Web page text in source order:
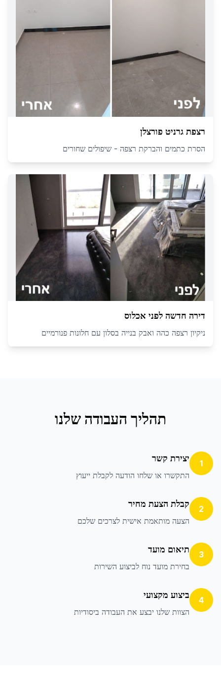
רצפת גרניט פורצלן
הסרת כתמים והברקת רצפה - שיפולים שחורים
דירה חדשה לפני אכלוס
ניקיון רצפה כהה ואבק בנייה בסלון עם חלונות פנורמיים
תהליך העבודה שלנו
1 יצירת קשר
התקשרו או שלחו הודעה לקבלת ייעוץ
2 קבלת הצעת מחיר
הצעה מותאמת אישית לצרכים שלכם
3 תיאום מועד
בחירת מועד נוח לביצוע השירות
4 ביצוע מקצועי
הצוות שלנו יבצע את העבודה ביסודיות